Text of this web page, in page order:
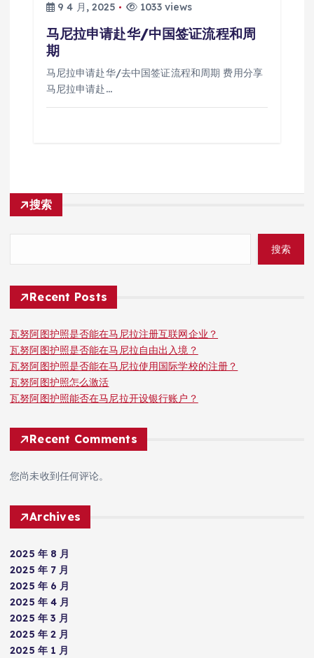
9 4 月, 2025
1033 views
马尼拉申请赴华/中国签证流程和周
期
马尼拉申请赴华/去中国签证流程和周期 费用分享
马尼拉申请赴…
搜索
搜索
Recent Posts
瓦努阿图护照是否能在马尼拉注册互联网企业？
瓦努阿图护照是否能在马尼拉自由出入境？
瓦努阿图护照是否能在马尼拉使用国际学校的注册？
瓦努阿图护照怎么激活
瓦努阿图护照能否在马尼拉开设银行账户？
Recent Comments
您尚未收到任何评论。
Archives
2025 年 8 月
2025 年 7 月
2025 年 6 月
2025 年 4 月
2025 年 3 月
2025 年 2 月
2025 年 1 月